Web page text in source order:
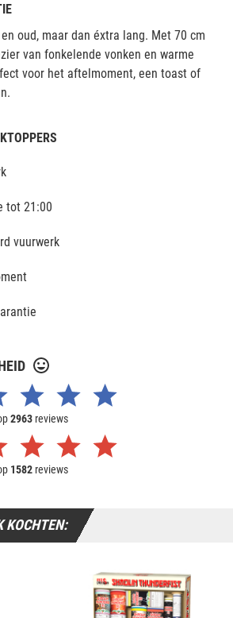
oud, maar dan éxtra lang. Met 70 cm
van fonkelende vonken en warme
voor het aftelmoment, een toast of
tot 21:00
vuurwerk
2963 reviews
1582 reviews
KOCHTEN: